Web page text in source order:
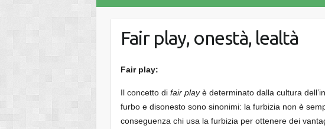
Fair play, onestà, lealtà
Fair play:
Il concetto difair playè determinato dalla cultura
furbo e disonesto sono sinonimi: la furbizia non è
conseguenza chi usa la furbizia per ottenere dei